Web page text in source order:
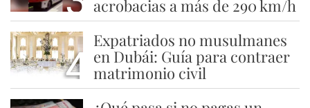
acrobacias a más de 290 km/h
4
Expatriados no musulmanes
en Dubái: Guía para contraer
matrimonio civil